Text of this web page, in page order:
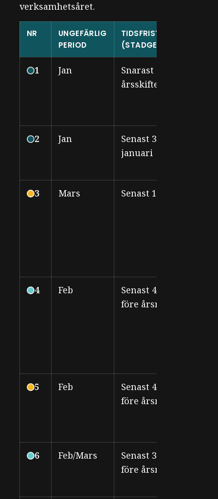
verksamhetsåret.
NR
UNGEFÄRLIG
PERIOD
TIDSFRIST
(STADGEENLIGT)
1 Jan
Snarast efter
årsskiftet
2 Jan
Senast 31
januari
3 Mars Senast 1 mars
4 Feb
Senast 4 veckor
före årsmöte
5 Feb
Senast 4 veckor
före årsmöte
6 Feb/Mars
Senast 3 veckor
före årsmöte